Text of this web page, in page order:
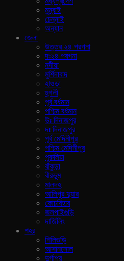
মুম্বাই
চেন্নাই
অন্যান
জেলা
উত্তর ২৪ পরগনা
দঃ২৪ পরগনা
নদীয়া
মুর্শিদাবাদ
হাওড়া
হুগলী
পূর্ব বর্ধমান
পশ্চিম বর্ধমান
উঃ দিনাজপুর
দঃ দিনাজপুর
পূর্ব মেদিনীপুর
পশ্চিম মেদিনীপুর
পুরুলিয়া
বাঁকুড়া
বীরভুম
মালদহ
আলিপুর দুয়ার
কোচবিহার
জলপাইগুড়ি
দার্জিলিং
শহর
শিলিগুড়ি
আসানসোল
দুর্গাপুর